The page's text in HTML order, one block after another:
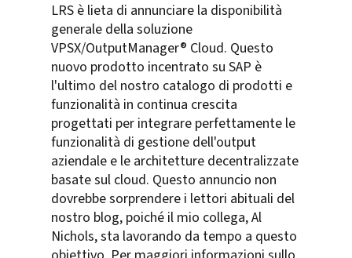
LRS è lieta di annunciare la disponibilità
generale della soluzione
VPSX/OutputManager® Cloud. Questo
nuovo prodotto incentrato su SAP è
l'ultimo del nostro catalogo di prodotti e
funzionalità in continua crescita
progettati per integrare perfettamente le
funzionalità di gestione dell'output
aziendale e le architetture decentralizzate
basate sul cloud. Questo annuncio non
dovrebbe sorprendere i lettori abituali del
nostro blog, poiché il mio collega, Al
Nichols, sta lavorando da tempo a questo